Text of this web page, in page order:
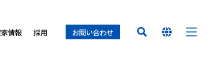
情報 採用 お問い合わせ